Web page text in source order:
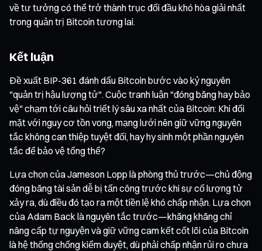
về tư tưởng có thể trở thành trục đối đầu khó hòa giải nhất
trong quản trị Bitcoin tương lai.
Kết luận
Đề xuất BIP-361 đánh dấu Bitcoin bước vào kỷ nguyên
"quản trị hậu lượng tử". Cuộc tranh luận "đóng băng hay bảo
vệ" chạm tới câu hỏi triết lý sâu xa nhất của Bitcoin: Khi đối
mặt với nguy cơ tồn vong, mạng lưới nên giữ vững nguyên
tắc không can thiệp tuyệt đối, hay hy sinh một phần nguyên
tắc để bảo vệ tổng thể?
Lựa chọn của Jameson Lopp là phòng thủ trước—chủ động
đóng băng tài sản dễ bị tấn công trước khi sự cố lượng tử
xảy ra, dù điều đó tạo ra một tiền lệ khó chấp nhận. Lựa chọn
của Adam Back là nguyên tắc trước—khăng khăng chỉ
nâng cấp tự nguyện và giữ vững cam kết cốt lõi của Bitcoin
là hệ thống chống kiểm duyệt, dù phải chấp nhận rủi ro chưa